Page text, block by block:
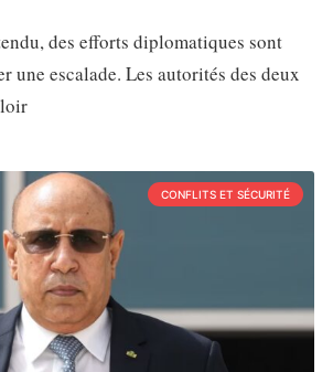
des efforts diplomatiques sont
une escalade. Les autorités des deux
CONFLITS ET SÉCURITÉ